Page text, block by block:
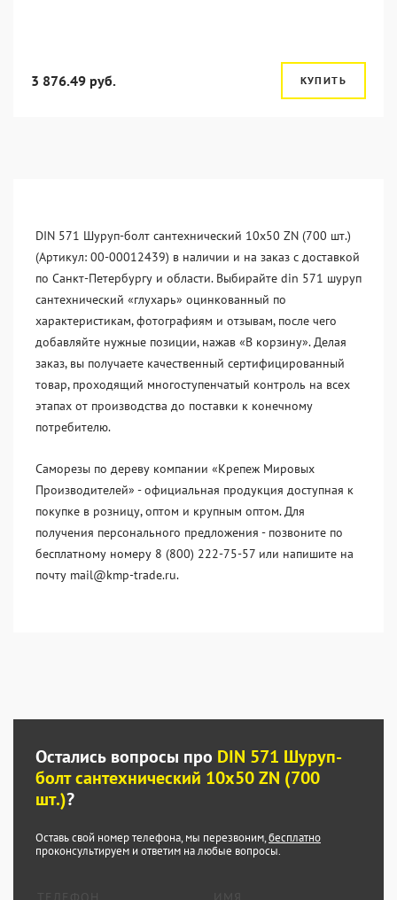
3 876.49 руб. КУПИТЬ
DIN 571 Шуруп-болт сантехнический 10x50 ZN (700 шт.)
(Артикул: 00-00012439) в наличии и на заказ с доставкой
по Санкт-Петербургу и области. Выбирайте din 571 шуруп
сантехнический «глухарь» оцинкованный по
характеристикам, фотографиям и отзывам, после чего
добавляйте нужные позиции, нажав «В корзину». Делая
заказ, вы получаете качественный сертифицированный
товар, проходящий многоступенчатый контроль на всех
этапах от производства до поставки к конечному
потребителю.
Саморезы по дереву компании «Крепеж Мировых
Производителей» - официальная продукция доступная к
покупке в розницу, оптом и крупным оптом. Для
получения персонального предложения - позвоните по
бесплатному номеру 8 (800) 222-75-57 или напишите на
почту mail@kmp-trade.ru.
Остались вопросы про DIN 571 Шуруп-
болт сантехнический 10x50 ZN (700
шт.)?
Оставь свой номер телефона, мы перезвоним,бесплатно
проконсультируем и ответим на любые вопросы.